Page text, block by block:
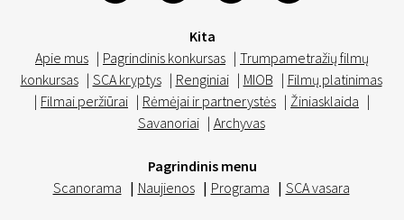
Kita
Apie mus | Pagrindinis konkursas | Trumpametražių filmų
konkursas | SCA kryptys | Renginiai | MIOB | Filmų platinimas
| Filmai peržiūrai | Rėmėjai ir partnerystės | Žiniasklaida |
Savanoriai | Archyvas
Pagrindinis menu
Scanorama | Naujienos | Programa | SCA vasara